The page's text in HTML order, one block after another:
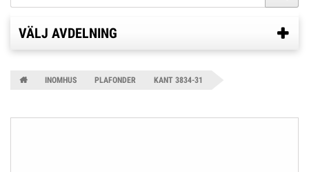
VÄLJ AVDELNING
INOMHUS PLAFONDER KANT 3834-31